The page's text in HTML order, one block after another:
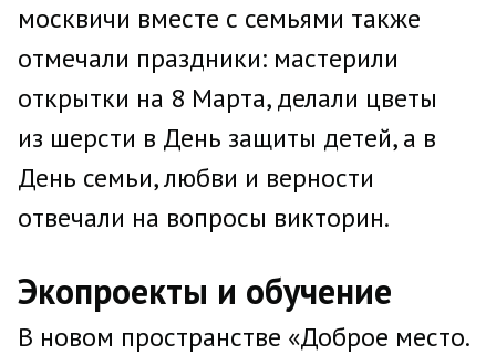
москвичи вместе с семьями также
отмечали праздники: мастерили
открытки на 8 Марта, делали цветы
из шерсти в День защиты детей, а в
День семьи, любви и верности
отвечали на вопросы викторин.
Экопроекты и обучение
В новом пространстве «Доброе место.